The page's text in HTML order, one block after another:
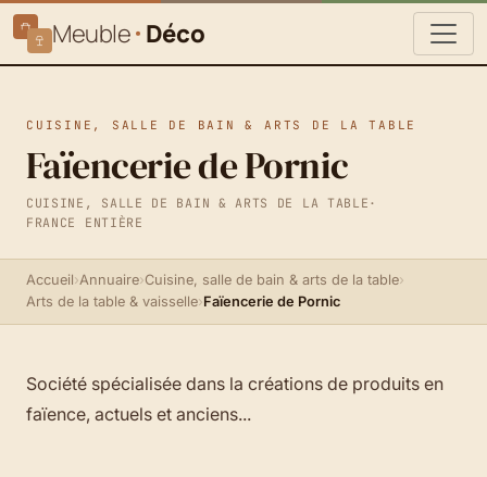
Meuble Déco
CUISINE, SALLE DE BAIN & ARTS DE LA TABLE
Faïencerie de Pornic
CUISINE, SALLE DE BAIN & ARTS DE LA TABLE ·
FRANCE ENTIÈRE
Accueil›Annuaire›Cuisine, salle de bain & arts de la table›
Arts de la table & vaisselle›Faïencerie de Pornic
Société spécialisée dans la créations de produits en
faïence, actuels et anciens...